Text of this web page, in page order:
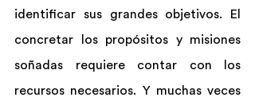
identificar sus grandes objetivos. El
concretar los propósitos y misiones
soñadas requiere contar con los
recursos necesarios. Y muchas veces